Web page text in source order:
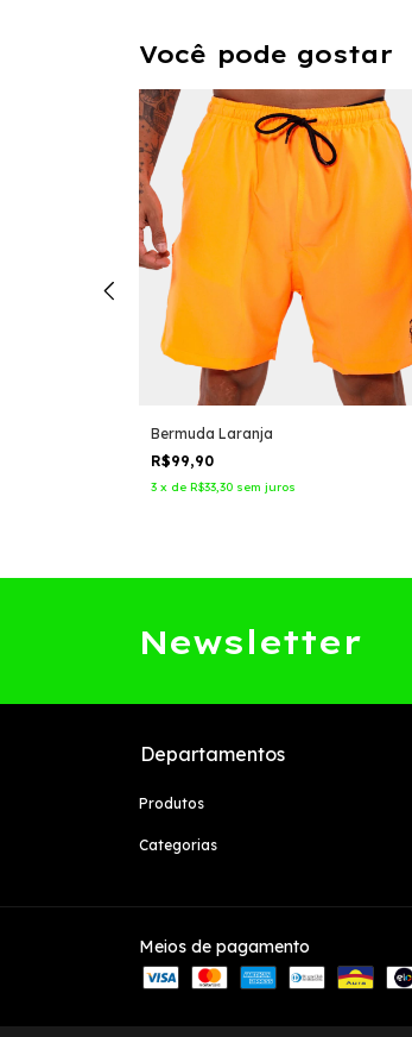
Você pode gostar
Bermuda Laranja
R$99,90
3 x de R$33,30 sem juros
Newsletter
Departamentos
Produtos
Categorias
Meios de pagamento